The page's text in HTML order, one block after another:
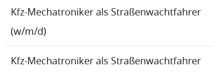
Kfz-Mechatroniker als Straßenwachtfahrer
(w/m/d)
Kfz-Mechatroniker als Straßenwachtfahrer